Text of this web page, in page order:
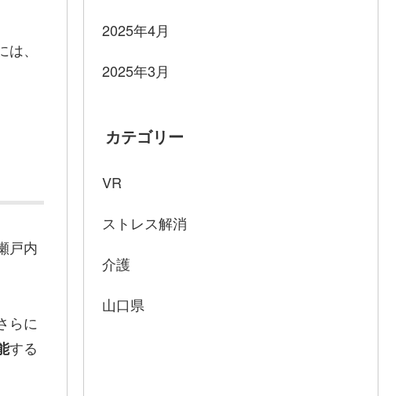
、
戸内
らに
する
2025年4月
2025年3月
カテゴリー
VR
ストレス解消
介護
山口県